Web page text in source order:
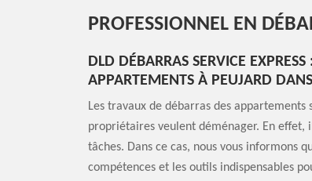
PROFESSIONNEL EN
DLD DÉBARRAS SERVICE
APPARTEMENTS À PEUJARD
Les travaux de débarras des
propriétaires veulent déménager. En effet,
tâches. Dans ce cas, nous vous informons
compétences et les outils indispensables